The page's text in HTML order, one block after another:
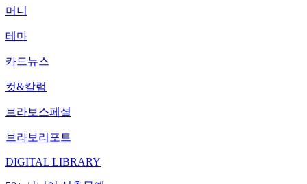
머니
테마
카드뉴스
컷&칼럼
브라보스페셜
브라보리포트
DIGITAL LIBRARY